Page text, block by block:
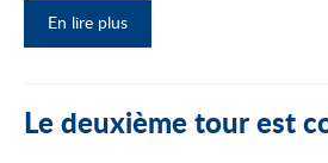
En lire plus
Le deuxième tour est